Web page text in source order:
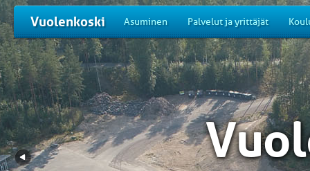
Vuolenkoski Asuminen Palvelut ja yrittäjät